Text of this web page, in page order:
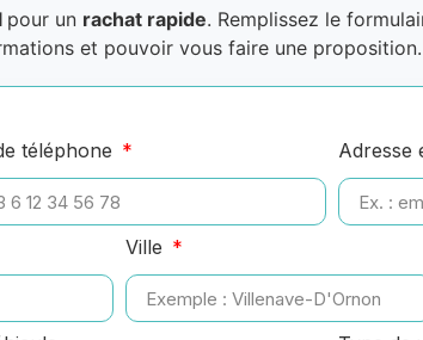
pour un rachat rapide. Remplissez le
et pouvoir vous faire une proposition.
téléphone Adresse
Ville